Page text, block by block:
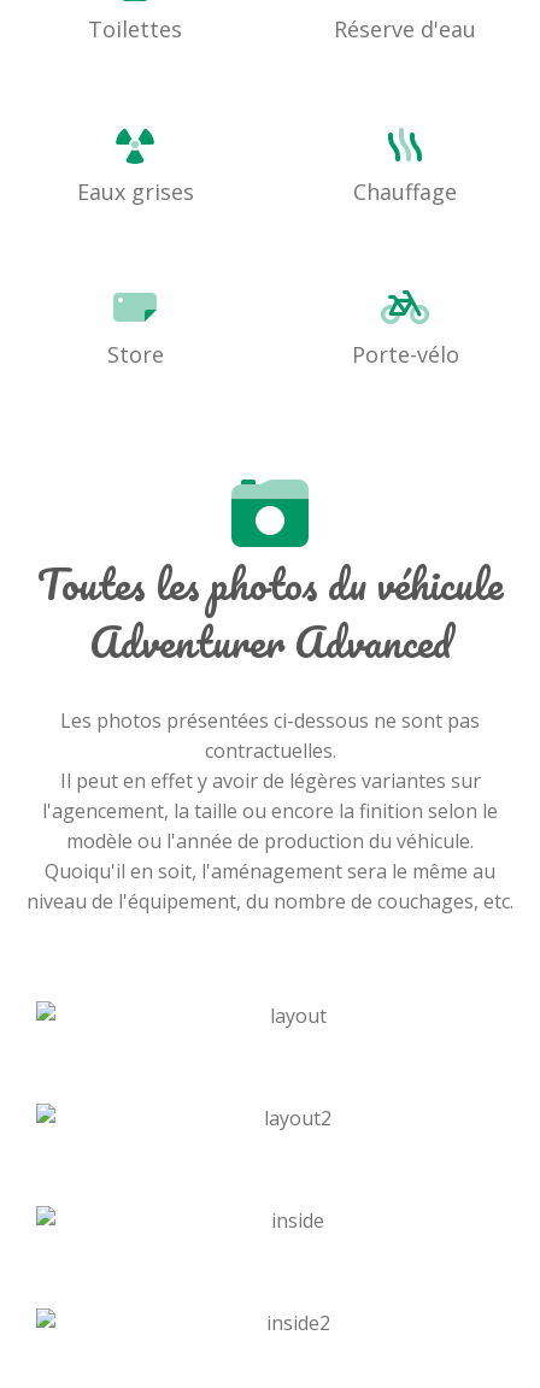
Toilettes Réserve d'eau
Eaux grises Chauffage
Store Porte-vélo
Toutes les photos du véhicule
Adventurer Advanced
Les photos présentées ci-dessous ne sont pas
contractuelles.
Il peut en effet y avoir de légères variantes sur
l'agencement, la taille ou encore la finition selon le
modèle ou l'année de production du véhicule.
Quoiqu'il en soit, l'aménagement sera le même au
niveau de l'équipement, du nombre de couchages, etc.